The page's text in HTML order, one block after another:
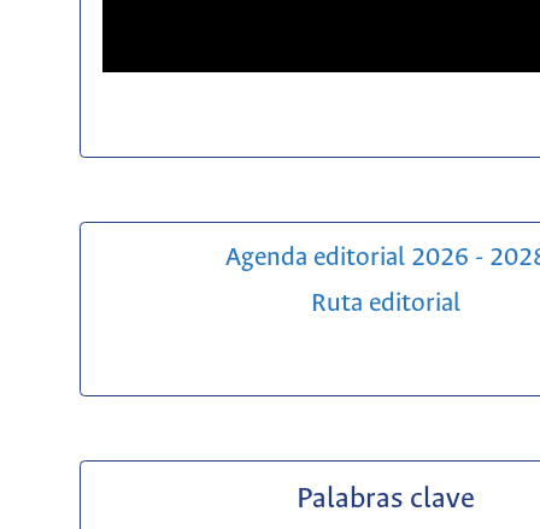
Agenda editorial 2026 -
Ruta editorial
Palabras clave